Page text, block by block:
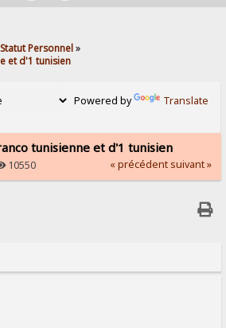
Statut Personnel»
et d'1 tunisien
Powered by Translate
tunisienne et d'1 tunisien
10550 « précédent suivant »